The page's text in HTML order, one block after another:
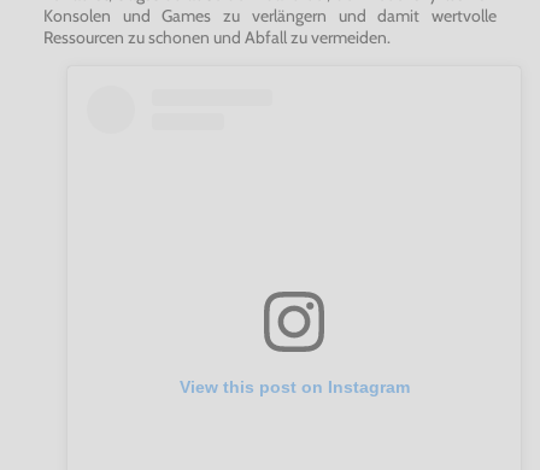
Konsolen und Games zu verlängern und damit wertvolle
Ressourcen zu schonen und Abfall zu vermeiden.
View this post on Instagram